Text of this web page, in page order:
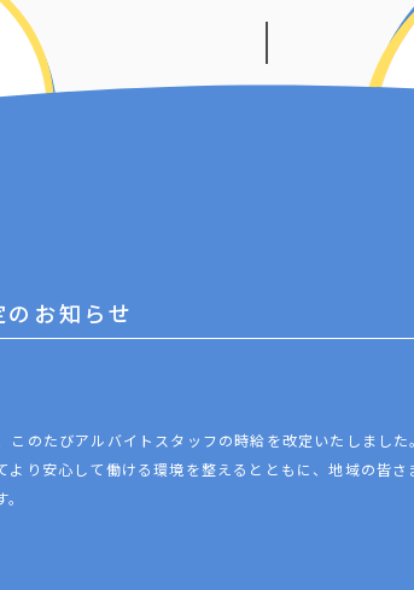
お知らせ
このたびアルバイトスタッフの時給を改定いたしました
より安心して働ける環境を整えるとともに、地域の皆